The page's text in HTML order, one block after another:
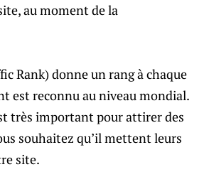
au moment de la
Rank) donne un rang à chaque
est reconnu au niveau mondial.
très important pour attirer des
souhaitez qu’il mettent leurs
site.